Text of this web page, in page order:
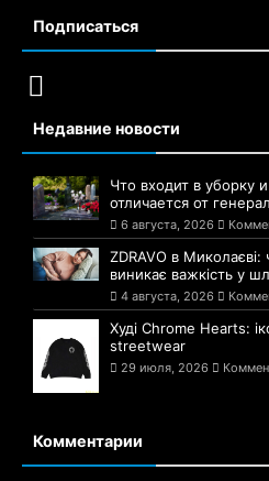
Подписаться
Недавние новости
Что входит в уборку
отличается от
6 августа, 2026
ZDRAVO в Миколаєві:
виникає важкість у
4 августа, 2026
Худі Chrome Hearts:
streetwear
29 июля, 2026
Комментарии